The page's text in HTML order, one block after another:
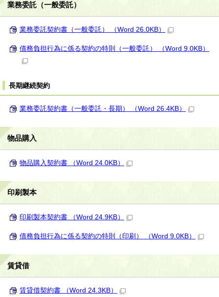
業務委託（一般委託）
業務委託契約書（一般委託） （Word 26.0KB）
債務負担行為に係る契約の特則（一般委託） （Word 9.0KB）
長期継続契約
業務委託契約書（一般委託・長期） （Word 26.4KB）
物品購入
物品購入契約書 （Word 24.0KB）
印刷製本
印刷製本契約書 （Word 24.9KB）
債務負担行為に係る契約の特則（印刷） （Word 9.0KB）
賃貸借
賃貸借契約書 （Word 24.3KB）